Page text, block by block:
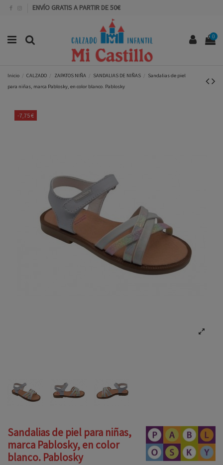
ENVÍO GRATIS A PARTIR DE 50€
0
Inicio CALZADO ZAPATOS NIÑA SANDALIAS DE NIÑAS
Sandalias de piel
para niñas, marca Pablosky, en color blanco. Pablosky
-7,75 €
Sandalias de piel para niñas,
marca Pablosky, en color
blanco. Pablosky